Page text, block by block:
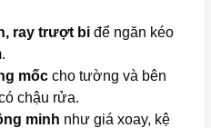
ray trượt bi để ngăn kéo
mốc cho tường và bên
chậu rửa.
minh như giá xoay, kệ